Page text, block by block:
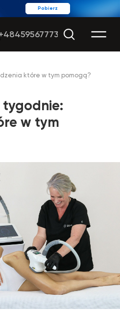
Pobierz
które w tym pomogą?
tygodnie:
w tym